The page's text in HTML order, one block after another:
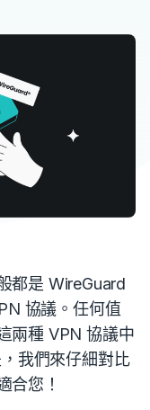
都是 WireGuard
協議。任何值
兩種 VPN 協議中
我們來仔細對比
合您！